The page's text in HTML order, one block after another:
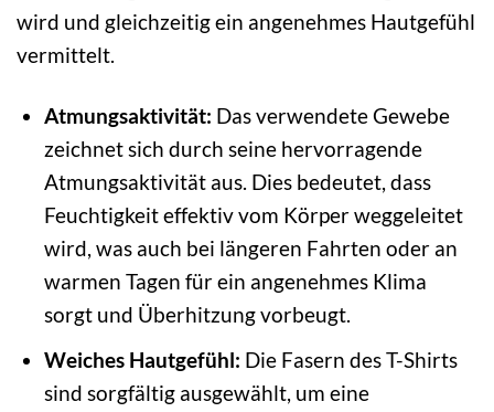
wird und gleichzeitig ein angenehmes Hautgefühl
vermittelt.
Atmungsaktivität: Das verwendete Gewebe
zeichnet sich durch seine hervorragende
Atmungsaktivität aus. Dies bedeutet, dass
Feuchtigkeit effektiv vom Körper weggeleitet
wird, was auch bei längeren Fahrten oder an
warmen Tagen für ein angenehmes Klima
sorgt und Überhitzung vorbeugt.
Weiches Hautgefühl: Die Fasern des T-Shirts
sind sorgfältig ausgewählt, um eine